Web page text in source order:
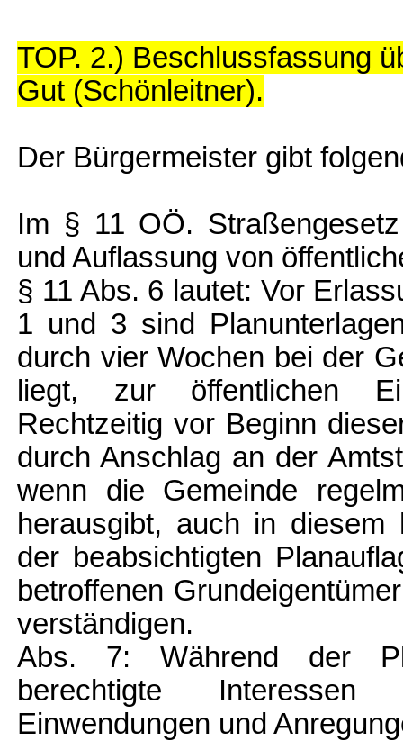
TOP. 2.) Beschlussfassung
Gut (Schönleitner).
Der Bürgermeister gibt
Im § 11 OÖ.
und Auflassung von
§ 11 Abs. 6 lautet: Vor
1 und 3 sind
durch vier Wochen bei der
liegt, zur öffentlichen
Rechtzeitig vor Beginn
durch Anschlag an der
wenn die Gemeinde
herausgibt, auch in
der beabsichtigten
betroffenen
verständigen.
Abs. 7: Während der
berechtigte
Einwendungen und